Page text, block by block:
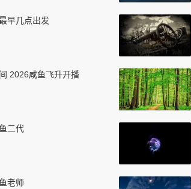
早几点出发
2026咸鱼飞升开播
二代
老师